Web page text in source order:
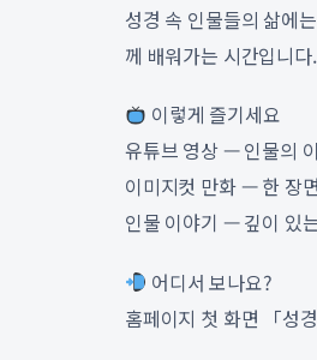
성경 속 인물들의 삶에
께 배워가는 시간입니다.
이렇게 즐기세요
유튜브 영상 — 인물의
이미지컷 만화 — 한 장
인물 이야기 — 깊이 있
어디서 보나요?
홈페이지 첫 화면 「성